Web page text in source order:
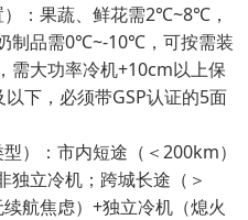
：果蔬、鲜花需2℃~8℃，
制品需0℃~-10℃，可按需装
需大功率冷机+10cm以上保
下，必须带GSP认证的5面
）：市内短途（＜200km）
独立冷机；跨城长途（＞
航焦虑）+独立冷机（熄火